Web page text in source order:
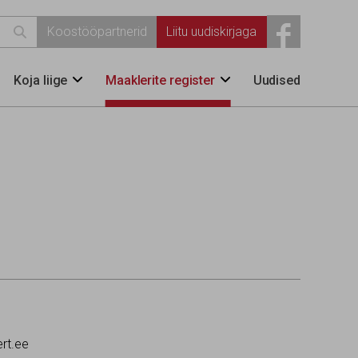
Koostööpartnerid Liitu uudiskirjaga 
Koja liige  Maaklerite register  Uudised